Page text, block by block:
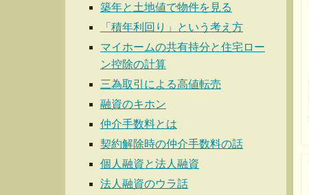
築年と土地値で物件を見る
「積年利回り」という考え方
マイホームの共有持分と住宅ロー
ン控除の計算
三為取引による高値転売
融資のキホン
仲介手数料とは
契約解除時の仲介手数料の話
個人融資と法人融資
法人融資のウラ話